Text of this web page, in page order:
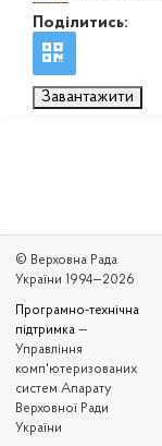
Поділитись:
Завантажити
© Верховна Рада
України 1994—2026
Програмно-технічна
підтримка —
Управління
комп'ютеризованих
систем Апарату
Верховної Ради
України